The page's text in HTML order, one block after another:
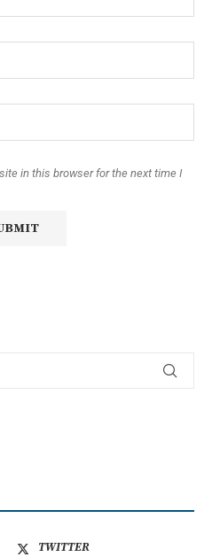
in this browser for the next time I
TWITTER